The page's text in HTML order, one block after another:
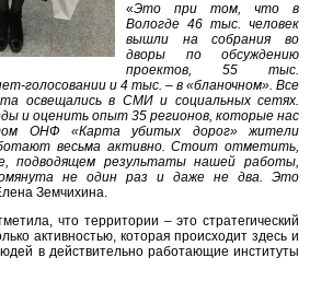
«Это при том, что в
Вологде 46 тыс. человек
вышли на собрания во
дворы по обсуждению
проектов, 55 тыс.
голосовании и 4 тыс. – в «бланочном». Все
освещались в СМИ и социальных сетях.
и оценить опыт 35 регионов, которые нас
ОНФ «Карта убитых дорог» жители
весьма активно. Стоит отметить,
подводящем результаты нашей работы,
не один раз и даже не два. Это
Земчихина.
что территории – это стратегический
активностью, которая происходит здесь и
в действительно работающие институты